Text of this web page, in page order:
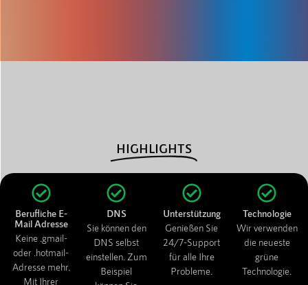
Berufliche E-
Mail Adresse
Keine .gmail-
oder .hotmail-
Adresse mehr.
Mit Ihrer
DNS
Sie können den
DNS selbst
einstellen. Zum
Beispiel
Unterstützung
Genießen Sie
24/7-Support
für alle Ihre
Probleme.
Technologie
Wir verwenden
die neueste
grüne
Technologie.
HIGHLIGHTS